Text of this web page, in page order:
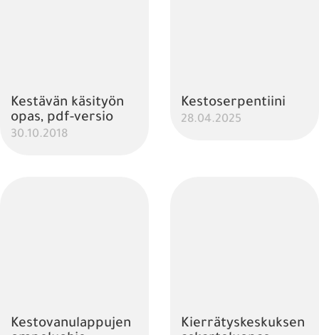
Kestävän käsityön
opas, pdf-versio
30.10.2018
Kestoserpentiini
28.04.2025
Kestovanulappujen
Kierrätyskeskuksen